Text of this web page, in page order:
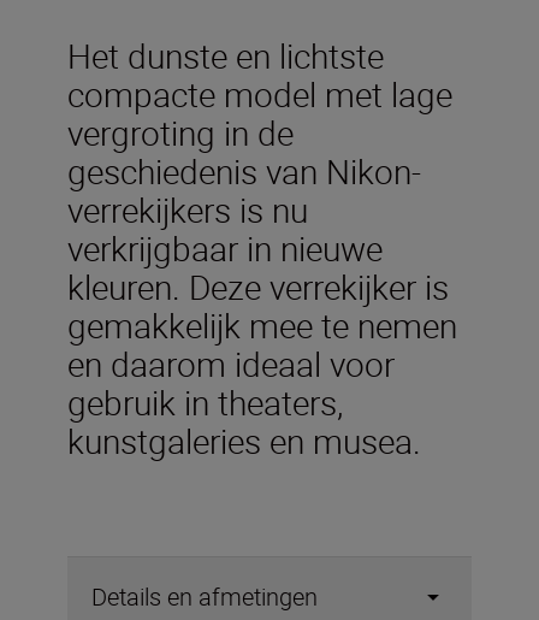
Het dunste en lichtste
compacte model met lage
vergroting in de
geschiedenis van Nikon-
verrekijkers is nu
verkrijgbaar in nieuwe
kleuren. Deze verrekijker is
gemakkelijk mee te nemen
en daarom ideaal voor
gebruik in theaters,
kunstgaleries en musea.
Details en afmetingen